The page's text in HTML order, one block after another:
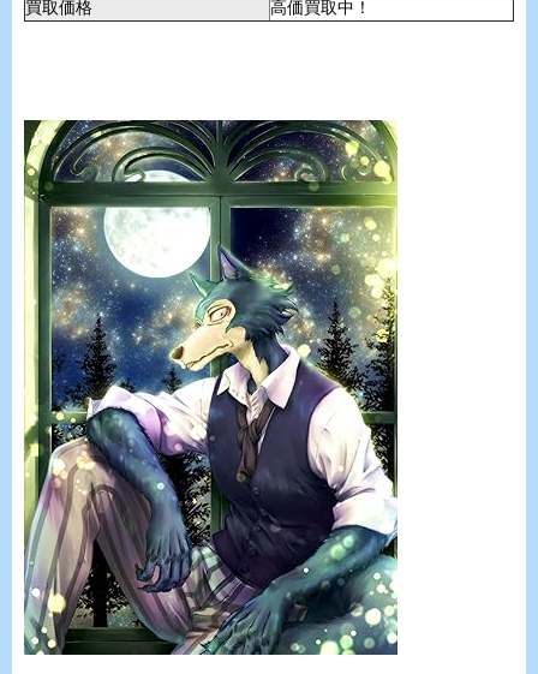
買取価格
高価買取中！